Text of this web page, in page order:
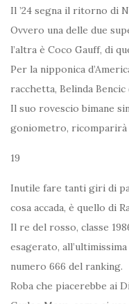
Il ’24 segna il ritorno di
Ovvero una delle due
l’altra è Coco Gauff, di
Per la nipponica
racchetta, Belinda
Il suo rovescio bimane
goniometro, ricomparirà
19
Inutile fare tanti giri di
cosa accada, è quello di
Il re del rosso, classe
esagerato,
numero 666 del ranking.
Roba che piacerebbe ai